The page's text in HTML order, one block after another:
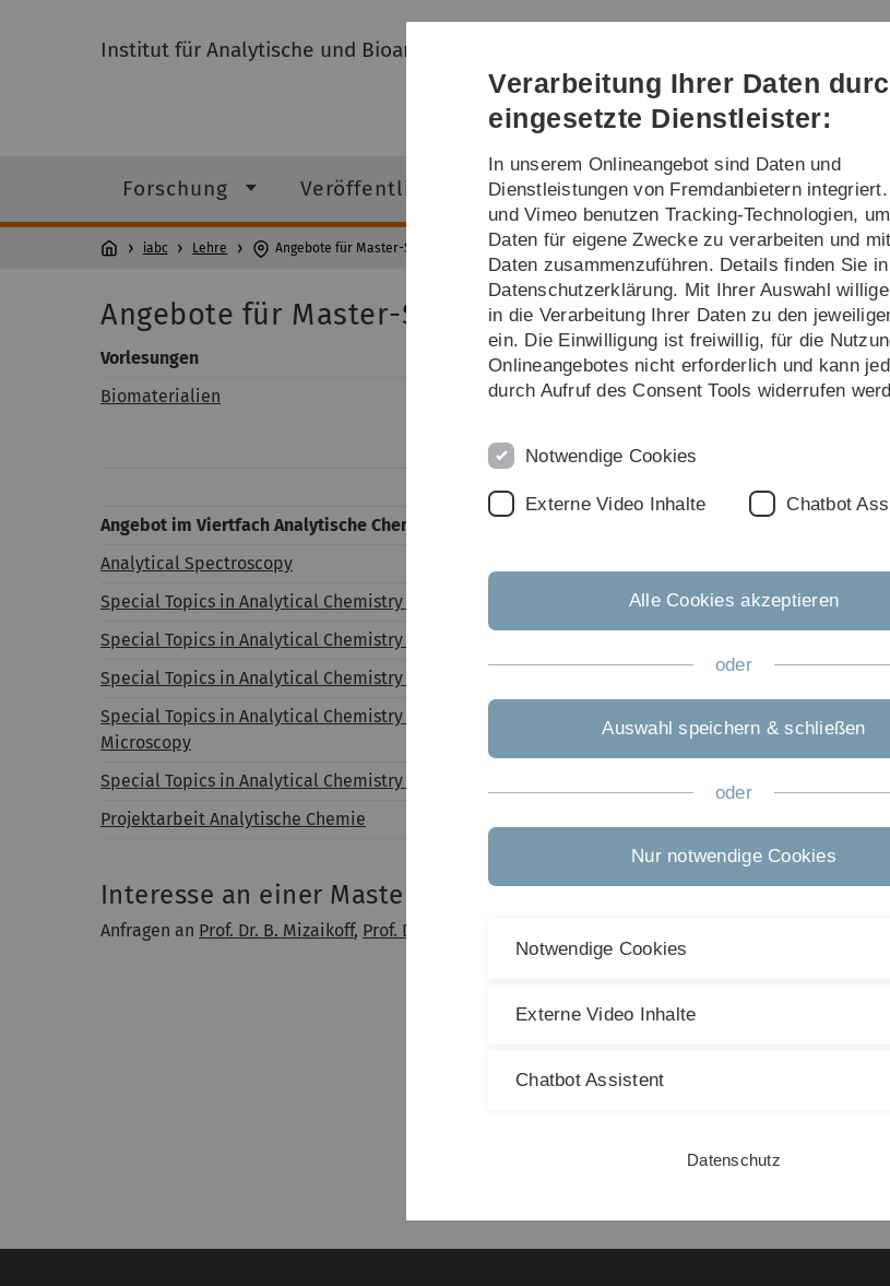
Direkt
Direkt
Direkt
(Sprache,
Drucken,
Social
Direkt
Direkt
Institut für Analytische und Bioanalytische Chemie
Forschung Veröffentlichungen Lehre Institut
iabc Lehre Angebote für Master-Studenten
Angebote für Master-Studenten
Vorlesungen
Biomaterialien
MSc. Chemie
MSc. Biochemie
WiSe
Angebot im Viertfach Analytische Chemie
Analytical Spectroscopy
Special Topics in Analytical Chemistry I: Miniaturization
MSc. Chemie
WiSe
Special Topics in Analytical Chemistry II: Advanced Electroanalytics
Special Topics in Analytical Chemistry III: Emerging Areas
MSc. Chemie
Special Topics in Analytical Chemistry IV: Scanning Probe
Microscopy
MSc. Chemie SoSe
Special Topics in Analytical Chemistry V: Ultra Trace Analysis MSc. Chemie
Projektarbeit Analytische Chemie
Interesse an einer Masterarbeit?
Anfragen an Prof. Dr. B. Mizaikoff, Prof. Dr. K. Leopold
Verarbeitung Ihrer Daten
eingesetzte Dienstleister:
In unserem Onlineangebot sind Daten und
Dienstleistungen von Fremdanbietern integriert.
und Vimeo benutzen Tracking-Technologien,
Daten für eigene Zwecke zu verarbeiten und
Daten zusammenzuführen. Details finden Sie
Datenschutzerklärung. Mit Ihrer Auswahl
in die Verarbeitung Ihrer Daten zu den
ein. Die Einwilligung ist freiwillig, für die
Onlineangebotes nicht erforderlich und kann
durch Aufruf des Consent Tools widerrufen
Notwendige Cookies
Externe Video Inhalte Chatbot
Alle Cookies akzeptieren
oder
Auswahl speichern & schließen
oder
Nur notwendige Cookies
Notwendige Cookies
Externe Video Inhalte
Chatbot Assistent
Datenschutz